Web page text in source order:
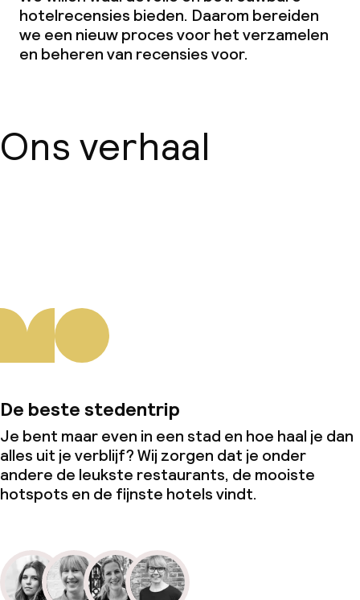
hotelrecensies bieden. Daarom bereiden
we een nieuw proces voor het verzamelen
en beheren van recensies voor.
Ons verhaal
De beste stedentrip
Je bent maar even in een stad en hoe haal je dan
alles uit je verblijf? Wij zorgen dat je onder
andere de leukste restaurants, de mooiste
hotspots en de fijnste hotels vindt.